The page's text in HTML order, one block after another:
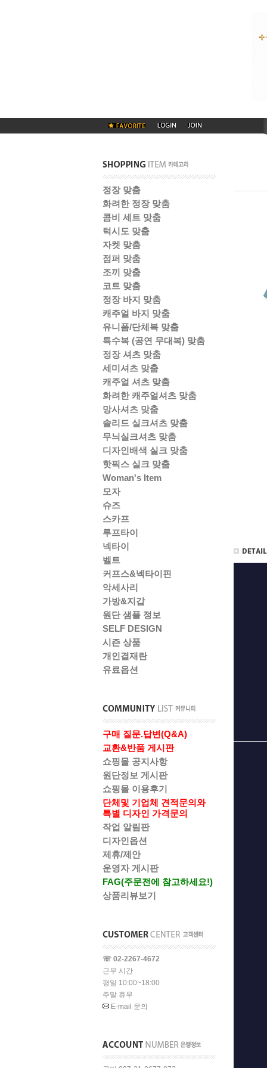
정장 맞춤
화려한 정장 맞춤
콤비 세트 맞춤
턱시도 맞춤
자켓 맞춤
점퍼 맞춤
조끼 맞춤
코트 맞춤
정장 바지 맞춤
캐주얼 바지 맞춤
유니폼/단체복 맞춤
특수복 (공연 무대복) 맞춤
정장 셔츠 맞춤
세미셔츠 맞춤
캐주얼 셔츠 맞춤
화려한 캐주얼셔츠 맞춤
망사셔츠 맞춤
솔리드 실크셔츠 맞춤
무늬실크셔츠 맞춤
디자인배색 실크 맞춤
핫픽스 실크 맞춤
Woman's Item
모자
슈즈
스카프
루프타이
넥타이
벨트
커프스&넥타이핀
악세사리
가방&지갑
원단 샘플 정보
SELF DESIGN
시즌 상품
개인결재란
유료옵션
구매 질문.답변(Q&A)
교환&반품 게시판
쇼핑몰 공지사항
원단정보 게시판
쇼핑몰 이용후기
단체및 기업체 견적문의와
특별 디자인 가격문의
작업 알림판
디자인옵션
제휴/제안
운영자 게시판
FAG(주문전에 참고하세요!)
상품리뷰보기
☏ 02-2267-4672
근무 시간
평일 10:00~18:00
주말 휴무
E-mail 문의